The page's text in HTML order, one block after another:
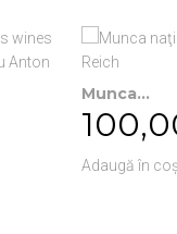
Munca...
Adaugă în coș